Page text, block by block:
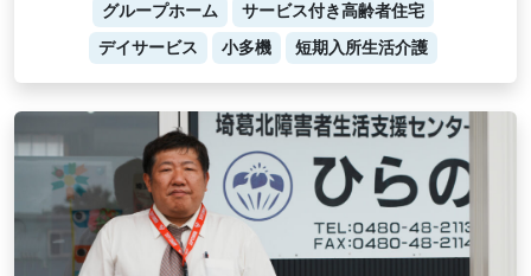
グループホーム
サービス付き高齢者住宅
デイサービス
小多機 短期入所生活介護